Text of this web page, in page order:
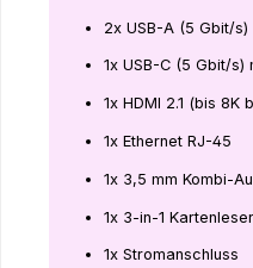
2x USB-A (5 Gbit/s)
1x USB-C (5 Gbit/s)
1x HDMI 2.1 (bis 8K
1x Ethernet RJ-45
1x 3,5 mm Kombi-
1x 3-in-1 Kartenleser
1x Stromanschluss